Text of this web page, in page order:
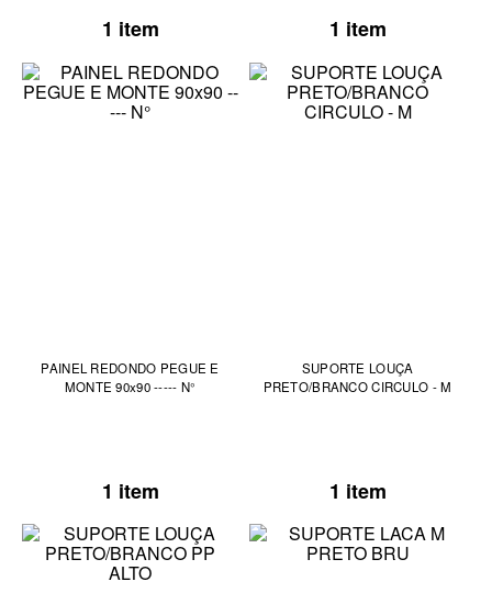
1 item 1 item
PAINEL REDONDO PEGUE E
MONTE 90x90 ----- N°
1 item
SUPORTE LOUÇA
PRETO/BRANCO CIRCULO - M
1 item